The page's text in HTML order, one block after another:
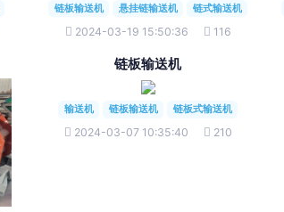
链板输送机 悬挂链输送机 链式输送机
2024-03-19 15:50:36 116
链板输送机
输送机 链板输送机 链板式输送机
2024-03-07 10:35:40 210